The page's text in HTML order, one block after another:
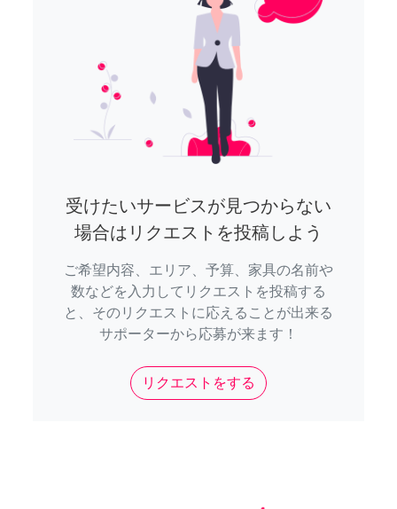
受けたいサービスが見つからない
場合はリクエストを投稿しよう
ご希望内容、エリア、予算、家具の名前や
数などを入力してリクエストを投稿する
と、そのリクエストに応えることが出来る
サポーターから応募が来ます！
リクエストをする